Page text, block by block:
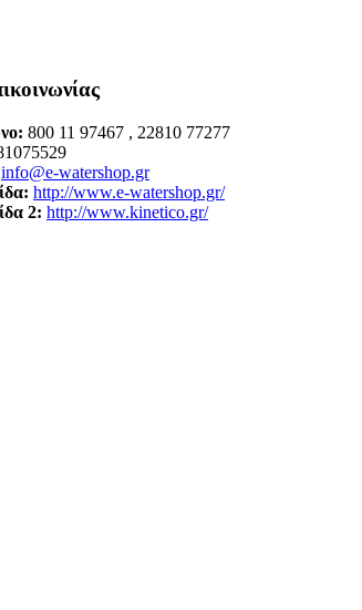
800 11 97467 , 22810 77277
info@e-watershop.gr
http://www.e-watershop.gr/
2: http://www.kinetico.gr/